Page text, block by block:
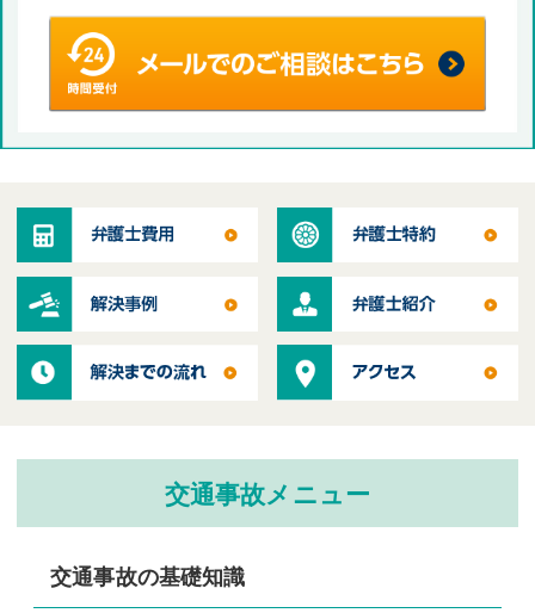
交通事故メニュー
交通事故の基礎知識